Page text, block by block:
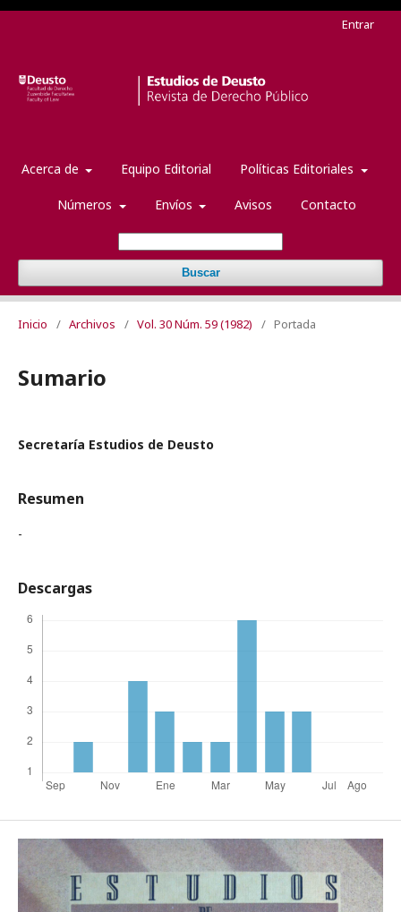
Acerca de Equipo Editorial Políticas Editoriales
Números Envíos Avisos Contacto
Buscar
Entrar
Inicio / Archivos / Vol. 30 Núm. 59 (1982) / Portada
Sumario
Secretaría Estudios de Deusto
Resumen
-
Descargas